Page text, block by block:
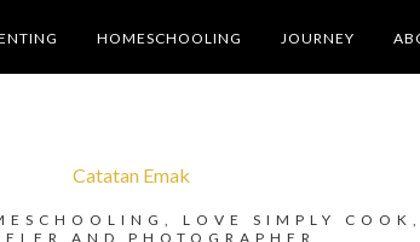
HOMESCHOOLING JOURNEY
Catatan Emak
LOVE SIMPLY
AND PHOTOGRAPHER